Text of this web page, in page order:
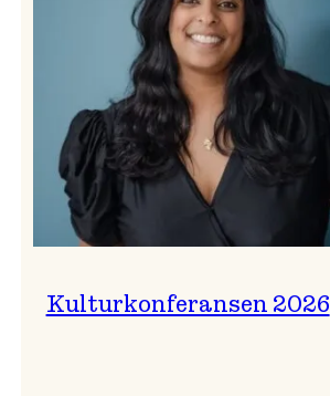
Kulturkonferansen 2026